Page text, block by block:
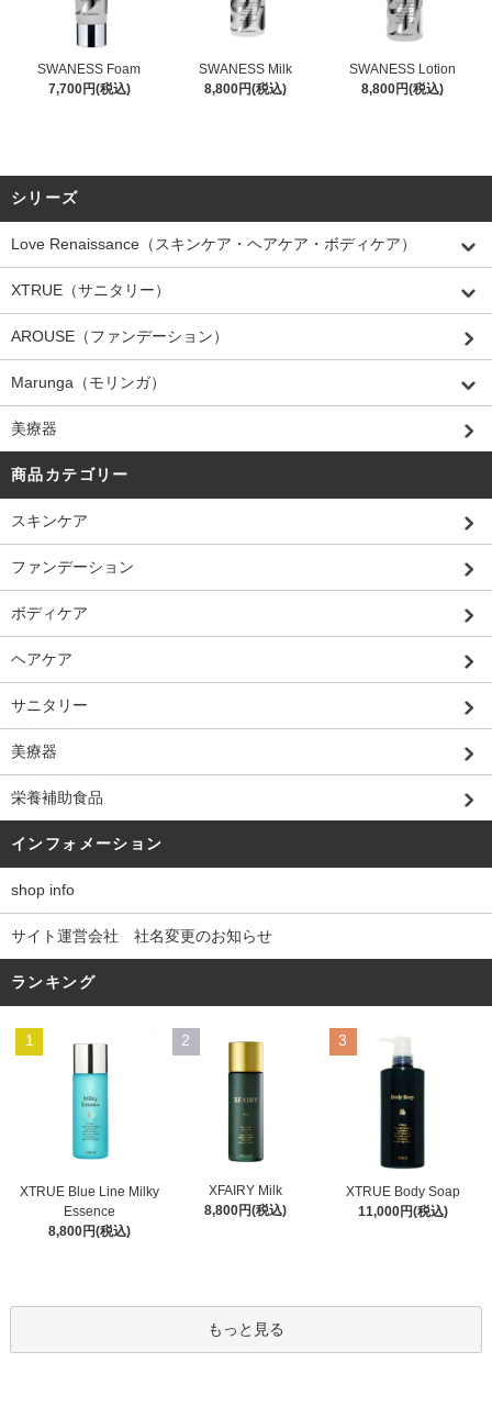
SWANESS Foam
7,700円(税込)
SWANESS Milk
8,800円(税込)
SWANESS Lotion
8,800円(税込)
シリーズ
Love Renaissance（スキンケア・ヘアケア・ボディケア）
XTRUE（サニタリー）
AROUSE（ファンデーション）
Marunga（モリンガ）
美療器
商品カテゴリー
スキンケア
ファンデーション
ボディケア
ヘアケア
サニタリー
美療器
栄養補助食品
インフォメーション
shop info
サイト運営会社 社名変更のお知らせ
ランキング
1
XTRUE Blue Line Milky
Essence
8,800円(税込)
2
XFAIRY Milk
8,800円(税込)
3
XTRUE Body Soap
11,000円(税込)
もっと見る